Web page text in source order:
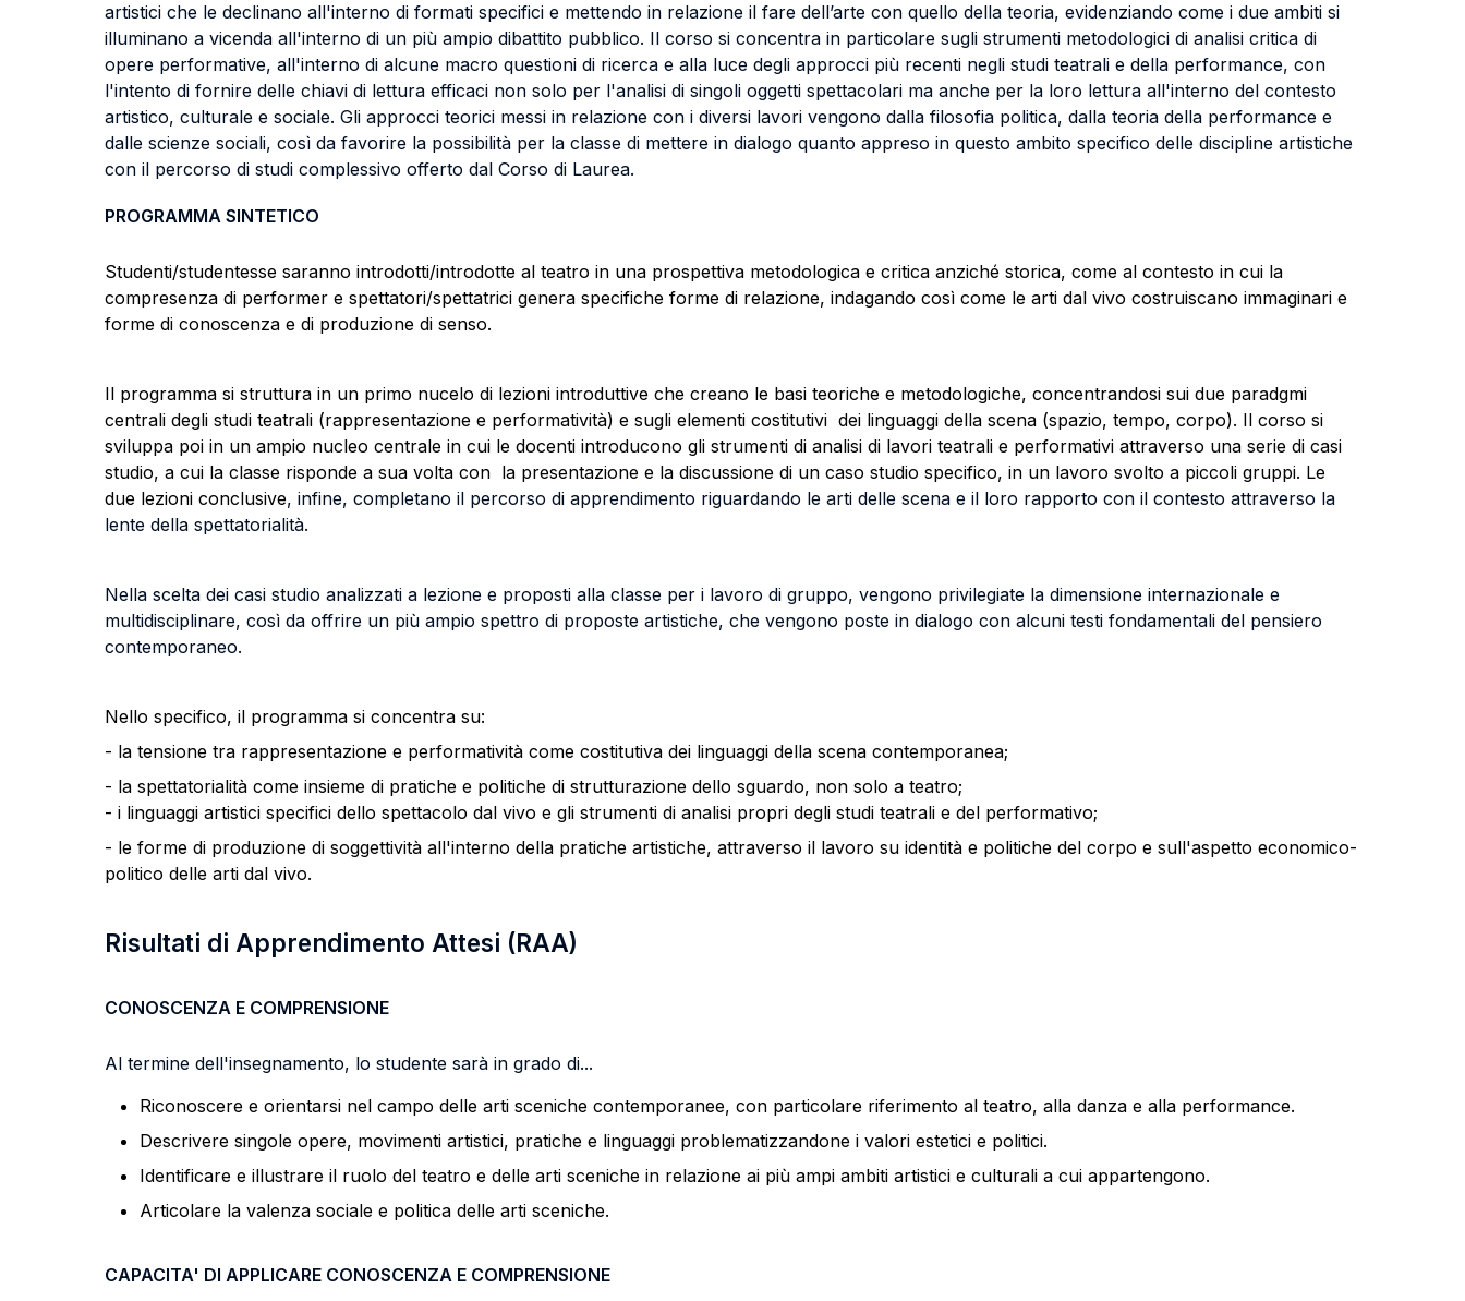
artistici che le declinano all'interno di formati specifici e mettendo in relazione il fare dell’arte con quello della teoria, evidenziando come i due ambiti si
illuminano a vicenda all'interno di un più ampio dibattito pubblico. Il corso si concentra in particolare sugli strumenti metodologici di analisi critica di
opere performative, all'interno di alcune macro questioni di ricerca e alla luce degli approcci più recenti negli studi teatrali e della performance, con
l'intento di fornire delle chiavi di lettura efficaci non solo per l'analisi di singoli oggetti spettacolari ma anche per la loro lettura all'interno del contesto
artistico, culturale e sociale. Gli approcci teorici messi in relazione con i diversi lavori vengono dalla filosofia politica, dalla teoria della performance e
dalle scienze sociali, così da favorire la possibilità per la classe di mettere in dialogo quanto appreso in questo ambito specifico delle discipline artistiche
con il percorso di studi complessivo offerto dal Corso di Laurea.
PROGRAMMA SINTETICO
Studenti/studentesse saranno introdotti/introdotte al teatro in una prospettiva metodologica e critica anziché storica, come al contesto in cui la
compresenza di performer e spettatori/spettatrici genera specifiche forme di relazione, indagando così come le arti dal vivo costruiscano immaginari e
forme di conoscenza e di produzione di senso.
Il programma si struttura in un primo nucelo di lezioni introduttive che creano le basi teoriche e metodologiche, concentrandosi sui due paradgmi
centrali degli studi teatrali (rappresentazione e performatività) e sugli elementi costitutivi dei linguaggi della scena (spazio, tempo, corpo). Il corso si
sviluppa poi in un ampio nucleo centrale in cui le docenti introducono gli strumenti di analisi di lavori teatrali e performativi attraverso una serie di casi
studio, a cui la classe risponde a sua volta con la presentazione e la discussione di un caso studio specifico, in un lavoro svolto a piccoli gruppi. Le
due lezioni conclusive, infine, completano il percorso di apprendimento riguardando le arti delle scena e il loro rapporto con il contesto attraverso la
lente della spettatorialità.
Nella scelta dei casi studio analizzati a lezione e proposti alla classe per i lavoro di gruppo, vengono privilegiate la dimensione internazionale e
multidisciplinare, così da offrire un più ampio spettro di proposte artistiche, che vengono poste in dialogo con alcuni testi fondamentali del pensiero
contemporaneo.
Nello specifico, il programma si concentra su:
- la tensione tra rappresentazione e performatività come costitutiva dei linguaggi della scena contemporanea;
- la spettatorialità come insieme di pratiche e politiche di strutturazione dello sguardo, non solo a teatro;
- i linguaggi artistici specifici dello spettacolo dal vivo e gli strumenti di analisi propri degli studi teatrali e del performativo;
- le forme di produzione di soggettività all'interno della pratiche artistiche, attraverso il lavoro su identità e politiche del corpo e sull'aspetto economico-
politico delle arti dal vivo.
Risultati di Apprendimento Attesi (RAA)
CONOSCENZA E COMPRENSIONE
Al termine dell'insegnamento, lo studente sarà in grado di...
Riconoscere e orientarsi nel campo delle arti sceniche contemporanee, con particolare riferimento al teatro, alla danza e alla performance.
Descrivere singole opere, movimenti artistici, pratiche e linguaggi problematizzandone i valori estetici e politici.
Identificare e illustrare il ruolo del teatro e delle arti sceniche in relazione ai più ampi ambiti artistici e culturali a cui appartengono.
Articolare la valenza sociale e politica delle arti sceniche.
CAPACITA' DI APPLICARE CONOSCENZA E COMPRENSIONE